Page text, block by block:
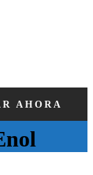
AHORA